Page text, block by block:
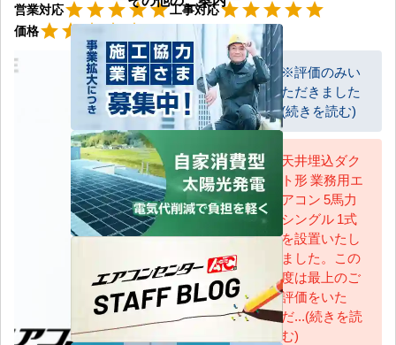
営業対応 星5
starstarstarstarstar工事対応 星5
starstarstarstarstar
価格 星5
starstarstarstarstar
お客様
※評価のみい
ただきました
(続きを読む)
AC担当
天井埋込ダク
ト形 業務用エ
アコン 5馬力
シングル 1式
を設置いたし
ました。この
度は最上のご
評価をいた
だ...(続きを読
む)